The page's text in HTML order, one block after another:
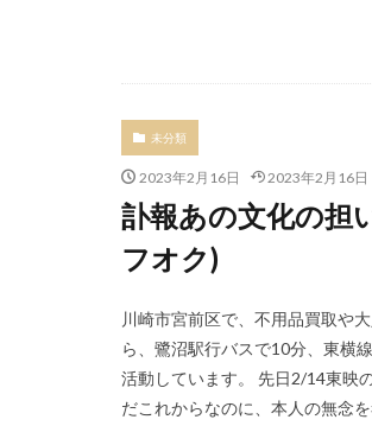
未分類
2023年2月16日 2023年2月16日
訃報あの文化の担
フオク)
川崎市宮前区で、不用品買取や
ら、鷺沼駅行バスで10分、東横
活動しています。 先日2/14東映
だこれからなのに、本人の無念